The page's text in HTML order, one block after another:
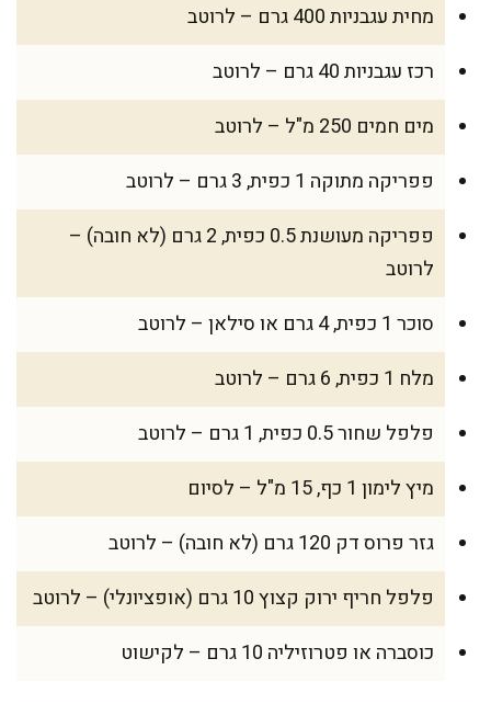
מחית עגבניות 400 גרם – לרוטב
רכז עגבניות 40 גרם – לרוטב
מים חמים 250 מ"ל – לרוטב
פפריקה מתוקה 1 כפית, 3 גרם – לרוטב
פפריקה מעושנת 0.5 כפית, 2 גרם (לא חובה) –
לרוטב
סוכר 1 כפית, 4 גרם או סילאן – לרוטב
מלח 1 כפית, 6 גרם – לרוטב
פלפל שחור 0.5 כפית, 1 גרם – לרוטב
מיץ לימון 1 כף, 15 מ"ל – לסיום
גזר פרוס דק 120 גרם (לא חובה) – לרוטב
פלפל חריף ירוק קצוץ 10 גרם (אופציונלי) – לרוטב
כוסברה או פטרוזיליה 10 גרם – לקישוט